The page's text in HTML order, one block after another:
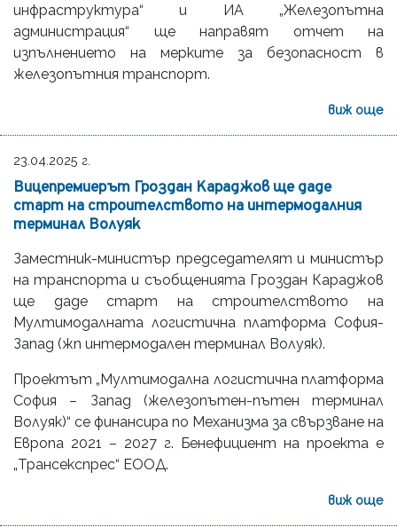
инфраструктура“ и ИА „Железопътна
администрация“ ще направят отчет на
изпълнението на мерките за безопасност в
железопътния транспорт.
виж още
23.04.2025 г.
Вицепремиерът Гроздан Караджов ще даде
старт на строителството на интермодалния
терминал Волуяк
Заместник-министър председателят и министър
на транспорта и съобщенията Гроздан Караджов
ще даде старт на строителството на
Мултимодалната логистична платформа София-
Запад (жп интермодален терминал Волуяк).
Проектът „Мултимодална логистична платформа
София – Запад (железопътен-пътен терминал
Волуяк)“ се финансира по Механизма за свързване на
Европа 2021 – 2027 г. Бенефициент на проекта е
„Трансекспрес“ ЕООД.
виж още